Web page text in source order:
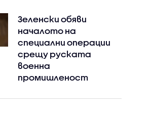
Зеленски обяви
началото на
специални операции
срещу руската
военна
промишленост